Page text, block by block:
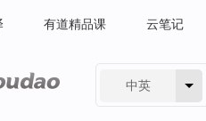
有道精品课 云笔记
中英